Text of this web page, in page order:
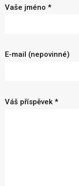
Vaše jméno *
E-mail (nepovinné)
Váš příspěvek *